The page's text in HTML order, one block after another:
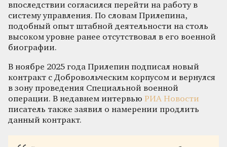
впоследствии согласился перейти на работу в
систему управления. По словам Прилепина,
подобный опыт штабной деятельности на столь
высоком уровне ранее отсутствовал в его военной
биографии.
В ноябре 2025 года Прилепин подписал новый
контракт с Добровольческим корпусом и вернулся
в зону проведения Специальной военной
операции. В недавнем интервью РИА Новости
писатель также заявил о намерении продлить
данный контракт.